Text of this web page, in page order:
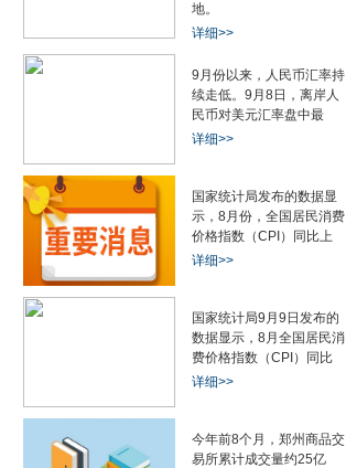
地。
详细>>
9月份以来，人民币汇率持
续走低。9月8日，离岸人
民币对美元汇率盘中最
详细>>
国家统计局发布的数据显
示，8月份，全国居民消费
价格指数（CPI）同比上
详细>>
国家统计局9月9日发布的
数据显示，8月全国居民消
费价格指数（CPI）同比
详细>>
今年前8个月，郑州商品交
易所累计成交量约25亿